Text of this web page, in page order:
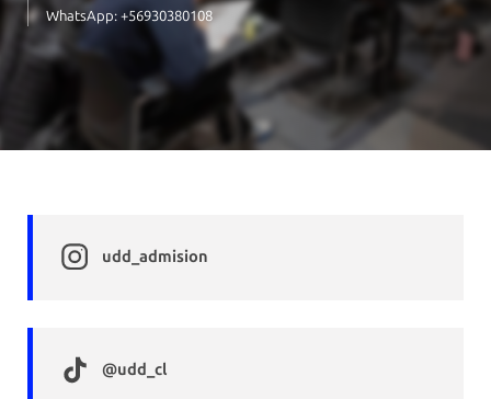
WhatsApp:+56930380108
udd_admision
@udd_cl